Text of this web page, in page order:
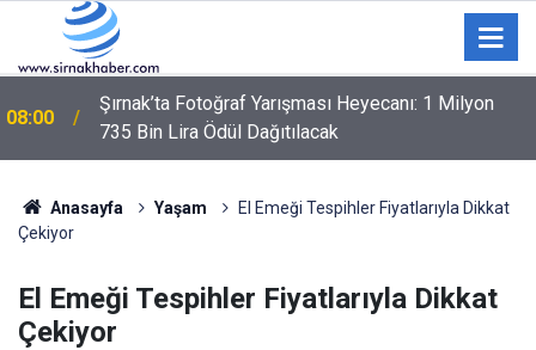
08:00
Şırnak’ta Fotoğraf Yarışması Heyecanı: 1 Milyon
735 Bin Lira Ödül Dağıtılacak
Anasayfa Yaşam
El Emeği Tespihler Fiyatlarıyla Dikkat
Çekiyor
El Emeği Tespihler Fiyatlarıyla Dikkat
Çekiyor